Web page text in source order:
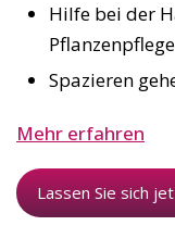
Hilfe bei der
Pflanzenpflege
Spazieren
Mehr erfahren
Lassen Sie sich